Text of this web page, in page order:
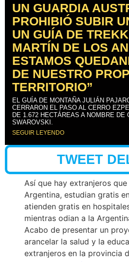
UN GUARDIA
PROHIBIÓ SUBIR
UN GUÍA DE
MARTÍN DE LOS
ESTAMOS
DE NUESTRO
TERRITORIO”
EL GUÍA DE MONTAÑA JULIÁN
CERRARON EL PASO AL CERRO
DE 1.672 HECTÁREAS A NOMBRE DE
SWAROVSKI.
SEGUIR LEYENDO
TWEET
Así que hay extranjeros
Argentina, estudian gratis
atienden gratis en
mientras odian a la
Acabo de presentar un
arancelar la salud y la
extranjeros en la provincia